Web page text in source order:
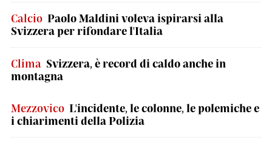
Calcio Paolo Maldini voleva ispirarsi alla
Svizzera per rifondare l'Italia
Clima Svizzera, è record di caldo anche in
montagna
Mezzovico L'incidente, le colonne, le polemiche e
i chiarimenti della Polizia